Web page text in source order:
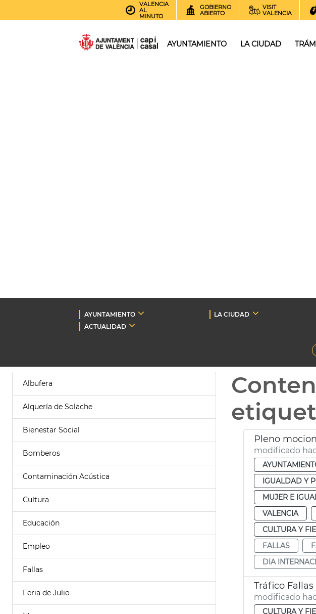
VALENCIA
AL
MINUTO
GOBIERNO
ABIERTO
VISIT
VALENCIA
AYUNTAMIENTO LA CIUDAD
AYUNTAMIENTO LA CIUDAD
ACTUALIDAD
Albufera
Alquería de Solache
Bienestar Social
Bomberos
Contaminación Acústica
Cultura
Educación
Empleo
Fallas
Feria de Julio
Pleno
modificado
IGUALDAD Y
MUJER E
VALENCIA
CULTURA Y
FALLAS
DIA
Tráfico
modificado
CULTURA Y